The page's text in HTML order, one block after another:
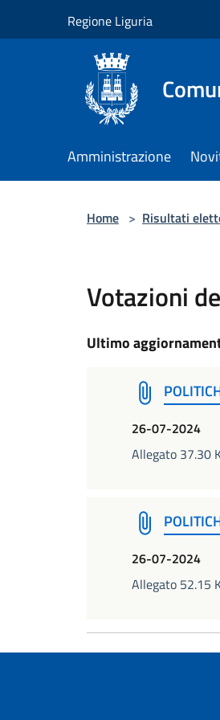
Regione Liguria
Amministrazione
Home > Risultati
Votazioni
Ultimo
26-07-2024
Allegato 37.30
26-07-2024
Allegato 52.15